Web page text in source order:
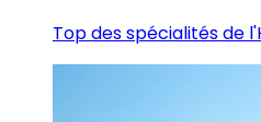
Top des spécialités de